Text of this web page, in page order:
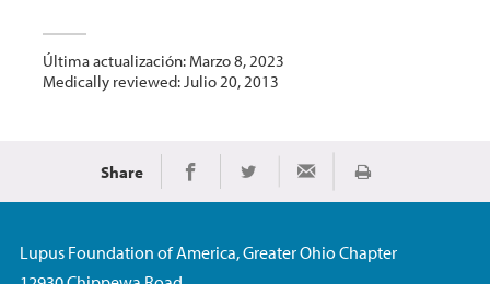
Última actualización: Marzo 8, 2023
Medically reviewed: Julio 20, 2013
Share Share on Facebook
Share on TwitterShare via EmailImprimir
Lupus Foundation of America, Greater Ohio Chapter